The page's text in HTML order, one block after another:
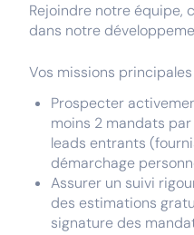
Rejoindre notre équipe,
dans notre
Vos missions principales
Prospecter
moins 2 mandats
leads entrants
démarchage
Assurer un suivi
des estimations
signature des